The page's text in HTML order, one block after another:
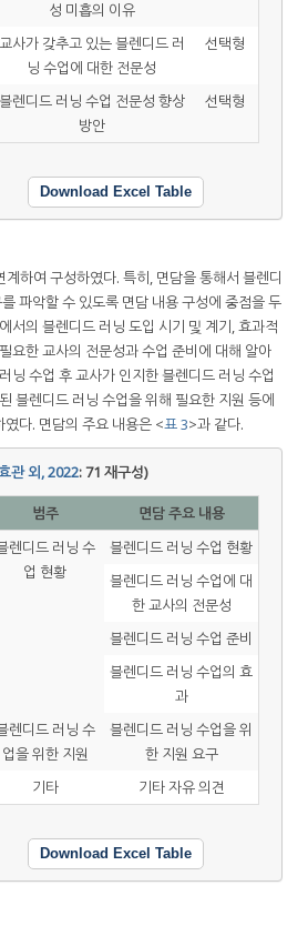
성 미흡의 이유
교사가 갖추고 있는 블렌디드 러
닝 수업에 대한 전문성
선택형
블렌디드 러닝 수업 전문성 향상
방안
선택형
Download Excel Table
하여 구성하였다. 특히, 면담을 통해서 블렌디
파악할 수 있도록 면담 내용 구성에 중점을 두
서의 블렌디드 러닝 도입 시기 및 계기, 효과적
요한 교사의 전문성과 수업 준비에 대해 알아
닝 수업 후 교사가 인지한 블렌디드 러닝 수업
블렌디드 러닝 수업을 위해 필요한 지원 등에
다. 면담의 주요 내용은 <표 3>과 같다.
관 외, 2022: 71 재구성)
범주
면담 주요 내용
렌디드 러닝 수
업 현황
블렌디드 러닝 수업 현황
블렌디드 러닝 수업에 대
한 교사의 전문성
블렌디드 러닝 수업 준비
블렌디드 러닝 수업의 효
과
렌디드 러닝 수
업을 위한 지원
블렌디드 러닝 수업을 위
한 지원 요구
기타
기타 자유 의견
Download Excel Table